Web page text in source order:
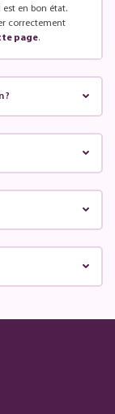
en bon état.
correctement
page.
?